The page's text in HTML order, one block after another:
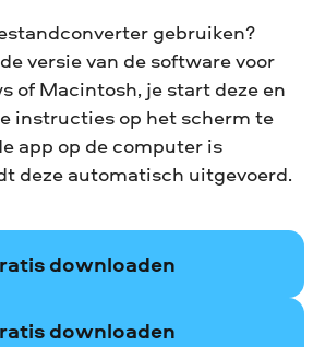
gebruiken?
versie van de software voor
of Macintosh, je start deze en
instructies op het scherm te
app op de computer is
deze automatisch uitgevoerd.
downloaden
downloaden